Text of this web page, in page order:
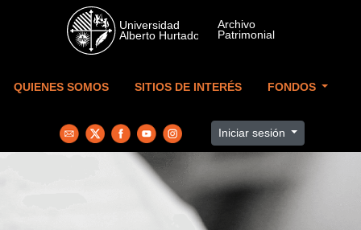
Skip to main content
QUIENES SOMOS SITIOS DE INTERÉS FONDOS
Iniciar sesión